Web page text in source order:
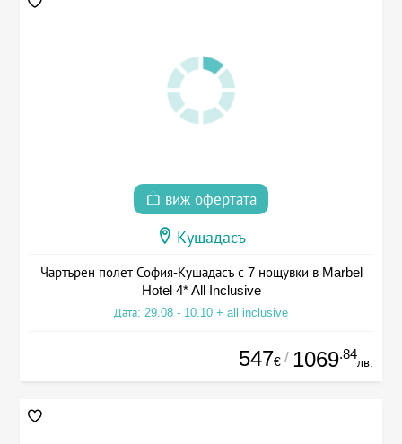
виж офертата
Кушадасъ
Чартърен полет София-Кушадасъ с 7 нощувки в Marbel
Hotel 4* All Inclusive
Дата: 29.08 - 10.10 + all inclusive
547€ / 1069.84
лв.